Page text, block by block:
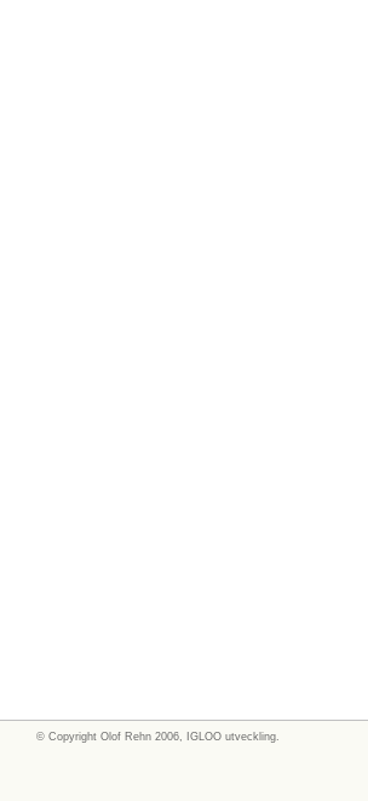
© Copyright Olof Rehn 2006, IGLOO utveckling.